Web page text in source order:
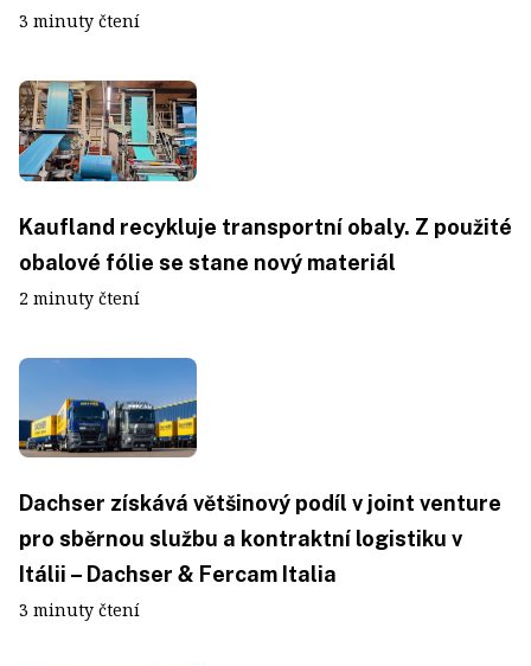
3 minuty čtení
Kaufland recykluje transportní obaly. Z použité
obalové fólie se stane nový materiál
2 minuty čtení
Dachser získává většinový podíl v joint venture
pro sběrnou službu a kontraktní logistiku v
Itálii – Dachser & Fercam Italia
3 minuty čtení